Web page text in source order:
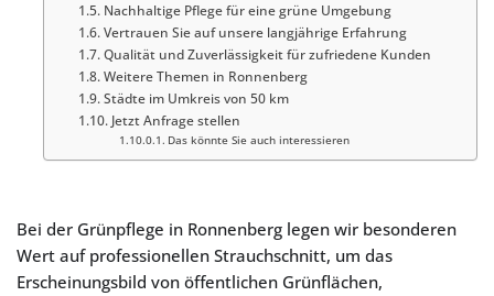
Nachhaltige Pflege für eine grüne Umgebung
Vertrauen Sie auf unsere langjährige Erfahrung
Qualität und Zuverlässigkeit für zufriedene Kunden
Weitere Themen in Ronnenberg
Städte im Umkreis von 50 km
Jetzt Anfrage stellen
Das könnte Sie auch interessieren
Bei der Grünpflege in Ronnenberg legen wir besonderen
Wert auf professionellen Strauchschnitt, um das
Erscheinungsbild von öffentlichen Grünflächen,